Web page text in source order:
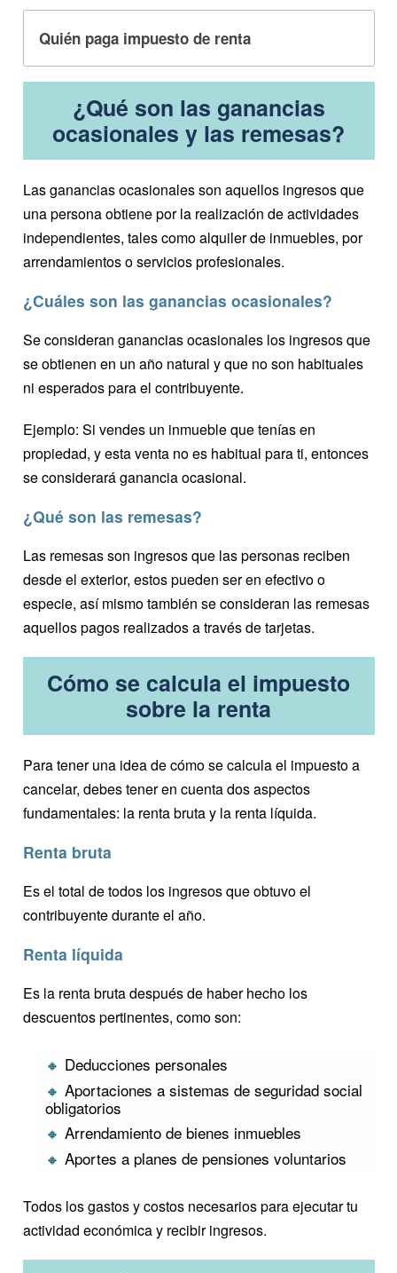
Quién paga impuesto de renta
¿Qué son las ganancias
ocasionales y las remesas?
Las ganancias ocasionales son aquellos ingresos que
una persona obtiene por la realización de actividades
independientes, tales como alquiler de inmuebles, por
arrendamientos o servicios profesionales.
¿Cuáles son las ganancias ocasionales?
Se consideran ganancias ocasionales los ingresos que
se obtienen en un año natural y que no son habituales
ni esperados para el contribuyente.
Ejemplo: Si vendes un inmueble que tenías en
propiedad, y esta venta no es habitual para ti, entonces
se considerará ganancia ocasional.
¿Qué son las remesas?
Las remesas son ingresos que las personas reciben
desde el exterior, estos pueden ser en efectivo o
especie, así mismo también se consideran las remesas
aquellos pagos realizados a través de tarjetas.
Cómo se calcula el impuesto
sobre la renta
Para tener una idea de cómo se calcula el impuesto a
cancelar, debes tener en cuenta dos aspectos
fundamentales: la renta bruta y la renta líquida.
Renta bruta
Es el total de todos los ingresos que obtuvo el
contribuyente durante el año.
Renta líquida
Es la renta bruta después de haber hecho los
descuentos pertinentes, como son:
Deducciones personales
Aportaciones a sistemas de seguridad social
obligatorios
Arrendamiento de bienes inmuebles
Aportes a planes de pensiones voluntarios
Todos los gastos y costos necesarios para ejecutar tu
actividad económica y recibir ingresos.